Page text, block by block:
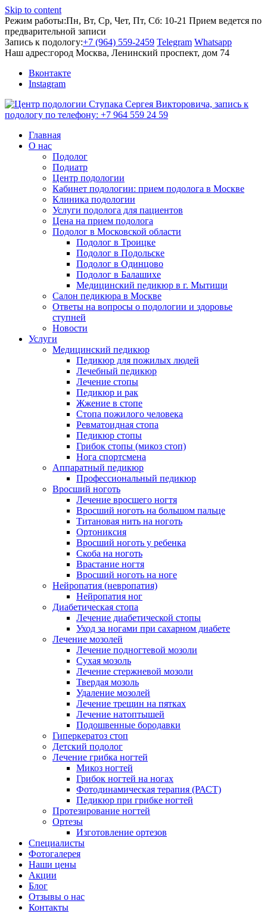
Skip to content
Режим работы:Пн, Вт, Ср, Чет, Пт, Сб: 10-21 Прием ведется по
предварительной записи
Запись к подологу:+7 (964) 559-2459 Telegram Whatsapp
Наш адрес:город Москва, Ленинский проспект, дом 74
Вконтакте
Instagram
Главная
О нас
Подолог
Подиатр
Центр подологии
Кабинет подологии: прием подолога в Москве
Клиника подологии
Услуги подолога для пациентов
Цена на прием подолога
Подолог в Московской области
Подолог в Троицке
Подолог в Подольске
Подолог в Одинцово
Подолог в Балашихе
Медицинский педикюр в г. Мытищи
Салон педикюра в Москве
Ответы на вопросы о подологии и здоровье
ступней
Новости
Услуги
Медицинский педикюр
Педикюр для пожилых людей
Лечебный педикюр
Лечение стопы
Педикюр и рак
Жжение в стопе
Стопа пожилого человека
Ревматоидная стопа
Педикюр стопы
Грибок стопы (микоз стоп)
Нога спортсмена
Аппаратный педикюр
Профессиональный педикюр
Вросший ноготь
Лечение вросшего ногтя
Вросший ноготь на большом пальце
Титановая нить на ноготь
Ортониксия
Вросший ноготь у ребенка
Скоба на ноготь
Врастание ногтя
Вросший ноготь на ноге
Нейропатия (невропатия)
Нейропатия ног
Диабетическая стопа
Лечение диабетической стопы
Уход за ногами при сахарном диабете
Лечение мозолей
Лечение подногтевой мозоли
Сухая мозоль
Лечение стержневой мозоли
Твердая мозоль
Удаление мозолей
Лечение трещин на пятках
Лечение натоптышей
Подошвенные бородавки
Гиперкератоз стоп
Детский подолог
Лечение грибка ногтей
Микоз ногтей
Грибок ногтей на ногах
Фотодинамическая терапия (РАСТ)
Педикюр при грибке ногтей
Протезирование ногтей
Ортезы
Изготовление ортезов
Специалисты
Фотогалерея
Наши цены
Акции
Блог
Отзывы о нас
Контакты